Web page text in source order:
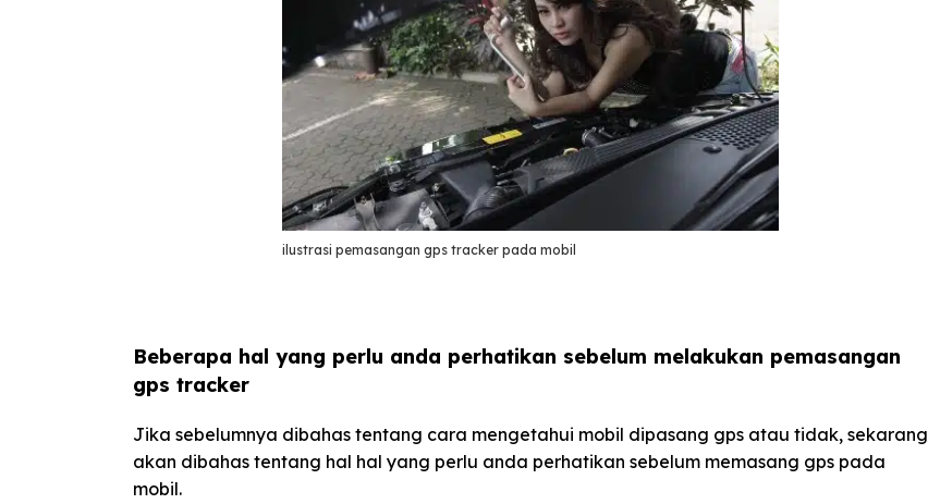
ilustrasi pemasangan gps tracker pada mobil
Beberapa hal yang perlu anda perhatikan sebelum melakukan pemasangan
gps tracker
Jika sebelumnya dibahas tentang cara mengetahui mobil dipasang gps atau tidak, sekarang
akan dibahas tentang hal hal yang perlu anda perhatikan sebelum memasang gps pada
mobil.